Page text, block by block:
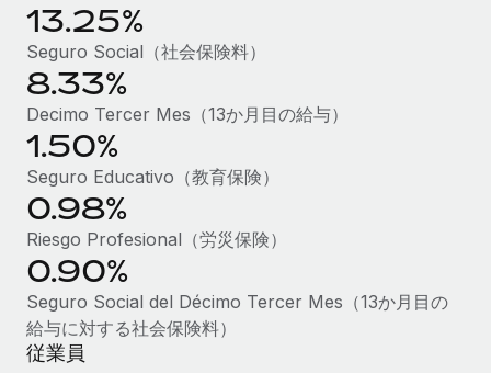
候補者の選考プロセスをシンプルに
Compliance Watchtower
コンプライアンスリスクを先回りして対応
デバイス管理
ITデバイスを世界規模で提供・管理
法人設立
法令順守した法人をスピーディに設立
移住・転勤
従業員の異動をスムーズに
福利厚生
すべてのリソースを表示する
ブログ
グローバル給与処理
EORおよびPEO
契約社員管理
税務
ブログを読む
13.25%
Seguro Social（社会保険料）
8.33%
Decimo Tercer Mes（13か月目の給与）
1.50%
Seguro Educativo（教育保険）
0.98%
Riesgo Profesional（労災保険）
0.90%
Seguro Social del Décimo Tercer Mes（13か月目の
給与に対する社会保険料）
従業員